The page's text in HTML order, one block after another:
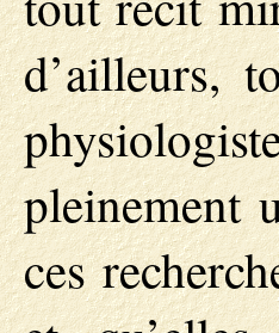
d’ailleurs,
pleinement
ces